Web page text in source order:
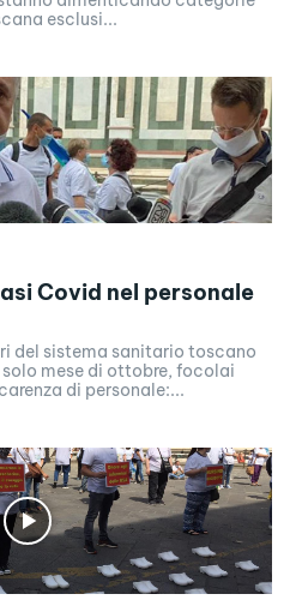
esclusi...
Covid nel personale
del sistema sanitario toscano
mese di ottobre, focolai
di personale:...